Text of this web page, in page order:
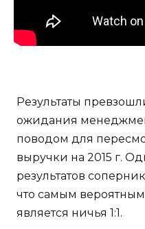
Результаты
ожидания
поводом для
выручки на 2015 г.
результатов
что самым
является ничья 1:1.